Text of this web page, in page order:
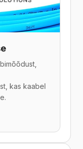
kas kaabel